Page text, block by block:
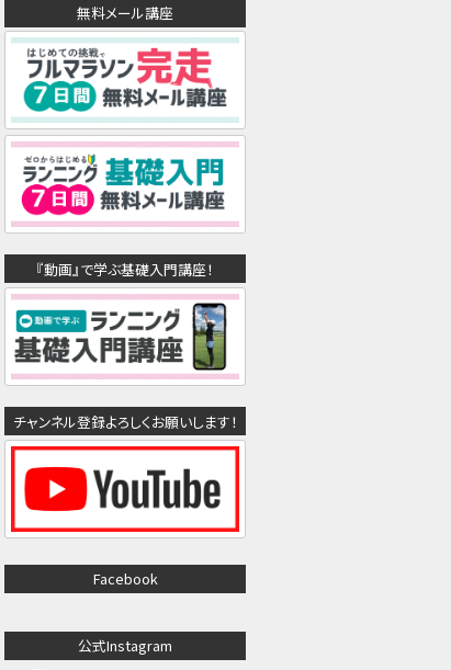
無料メール講座
『動画』で学ぶ基礎入門講座！
チャンネル登録よろしくお願いします！
Facebook
公式Instagram